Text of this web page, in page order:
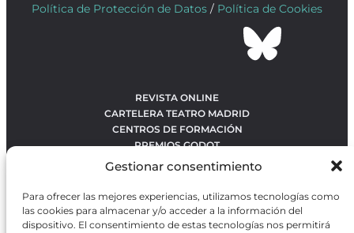
Gestionar consentimiento
Para ofrecer las mejores experiencias, utilizamos tecnologías como
las cookies para almacenar y/o acceder a la información del
dispositivo. El consentimiento de estas tecnologías nos permitirá
Política de Protección de Datos / Política de Cookies
REVISTA ONLINE
CARTELERA TEATRO MADRID
CENTROS DE FORMACIÓN
PREMIOS GODOT
CONTACTO
OBRAS MÁS VOTADAS
RANKING MEJORES OBRAS